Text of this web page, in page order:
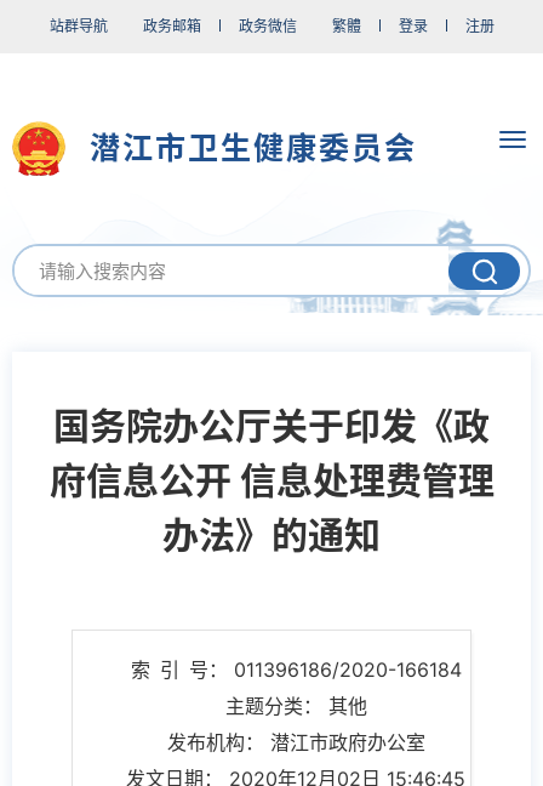
站群导航 政务邮箱 政务微信 繁體 登录 注册
潜江市卫生健康委员会
国务院办公厅关于印发《政
府信息公开 信息处理费管理
办法》的通知
索 引 号： 011396186/2020-166184
主题分类： 其他
发布机构： 潜江市政府办公室
发文日期： 2020年12月02日 15:46:45